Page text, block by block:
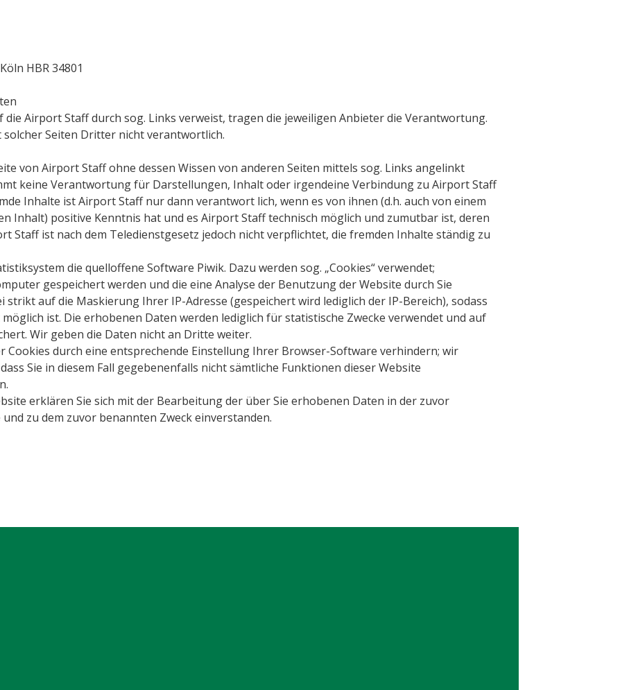
HBR 34801
Airport Staff durch sog. Links verweist, tragen die jeweiligen Anbieter die Verantwortung.
Seiten Dritter nicht verantwortlich.
von Airport Staff ohne dessen Wissen von anderen Seiten mittels sog. Links angelinkt
keine Verantwortung für Darstellungen, Inhalt oder irgendeine Verbindung zu Airport Staff
Inhalte ist Airport Staff nur dann verantwort lich, wenn es von ihnen (d.h. auch von einem
Inhalt) positive Kenntnis hat und es Airport Staff technisch möglich und zumutbar ist, deren
Staff ist nach dem Teledienstgesetz jedoch nicht verpflichtet, die fremden Inhalte ständig zu
die quelloffene Software Piwik. Dazu werden sog. „Cookies“ verwendet;
gespeichert werden und die eine Analyse der Benutzung der Website durch Sie
strikt auf die Maskierung Ihrer IP-Adresse (gespeichert wird lediglich der IP-Bereich), sodass
ist. Die erhobenen Daten werden lediglich für statistische Zwecke verwendet und auf
Wir geben die Daten nicht an Dritte weiter.
Cookies durch eine entsprechende Einstellung Ihrer Browser-Software verhindern; wir
Sie in diesem Fall gegebenenfalls nicht sämtliche Funktionen dieser Website
erklären Sie sich mit der Bearbeitung der über Sie erhobenen Daten in der zuvor
zu dem zuvor benannten Zweck einverstanden.